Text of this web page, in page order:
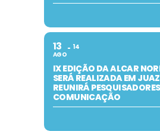
13
AGO
14
IX EDIÇÃO DA ALCAR
SERÁ REALIZADA EM
REUNIRÁ
COMUNICAÇÃO